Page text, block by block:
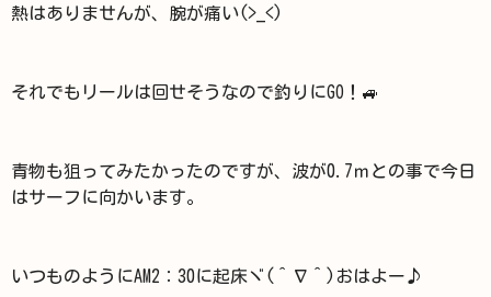
熱はありませんが、腕が痛い(>_<)
それでもリールは回せそうなので釣りにGO！🚙
青物も狙ってみたかったのですが、波が0.7ｍとの事で今日
はサーフに向かいます。
いつものようにAM2：30に起床ヾ(＾∇＾)おはよー♪